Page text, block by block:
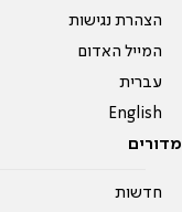
הצהרת נגישות
המייל האדום
עברית
English
מדורים
חדשות